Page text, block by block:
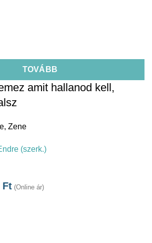
TOVÁBB
amit hallanod kell,
, Zene
(szerk.)
Ft (Online ár)